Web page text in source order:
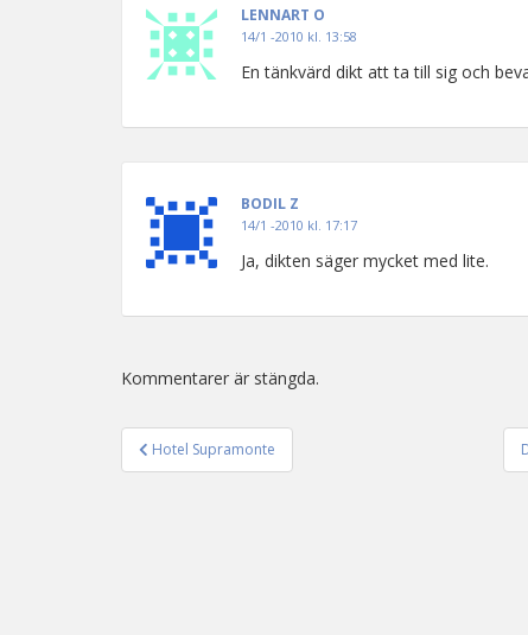
LENNART O
14/1 -2010 kl. 13:58
En tänkvärd dikt att ta till sig och
BODIL Z
14/1 -2010 kl. 17:17
Ja, dikten säger mycket med lite.
Kommentarer är stängda.
Inläggsnavigering
Hotel Supramonte